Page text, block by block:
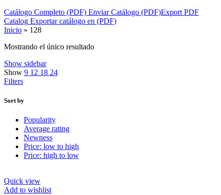
Catálogo Completo (PDF) Enviar Catálogo (PDF)Export PDF
Catalog Exportar catálogo en (PDF)
Inicio » 128
Mostrando el único resultado
Show sidebar
Show 9 12 18 24
Filters
Sort by
Popularity
Average rating
Newness
Price: low to high
Price: high to low
Quick view
Add to wishlist